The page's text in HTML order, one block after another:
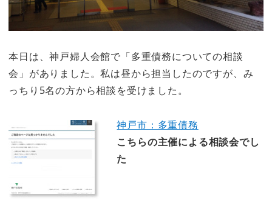
本日は、神戸婦人会館で「多重債務についての相談
会」がありました。私は昼から担当したのですが、み
っちり5名の方から相談を受けました。
神戸市：多重債務
こちらの主催による相談会でし
た